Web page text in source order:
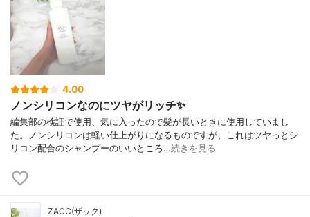
4.00
ノンシリコンなのにツヤがリッチ✨
編集部の検証で使用、気に入ったので髪が長いときに使用していまし
た。ノンシリコンは軽い仕上がりになるものですが、これはツヤっとシ
リコン配合のシャンプーのいいところ…続きを見る
ZACC(ザック)